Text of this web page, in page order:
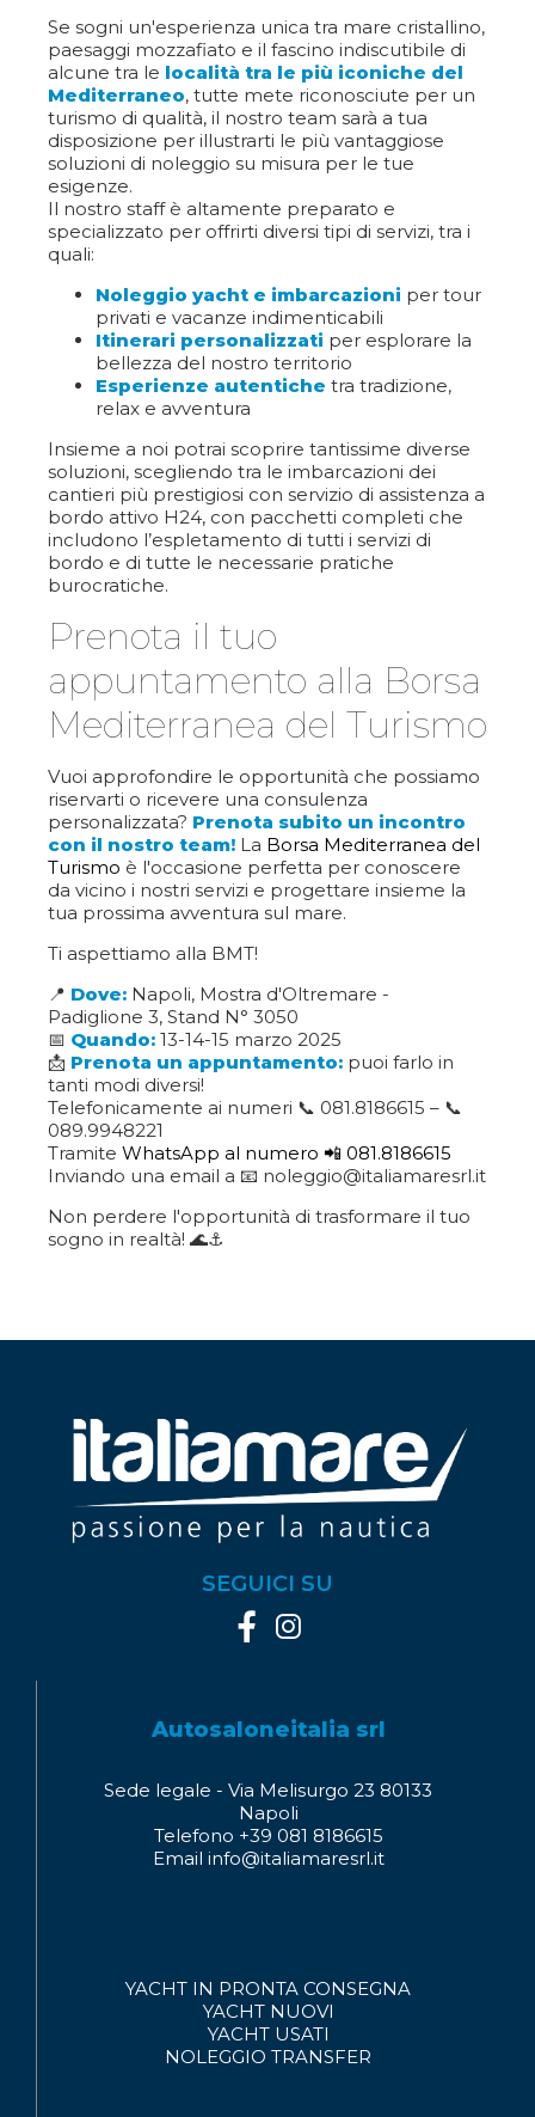
Se sogni un'esperienza unica tra mare cristallino,
paesaggi mozzafiato e il fascino indiscutibile di
alcune tra le località tra le più iconiche del
Mediterraneo, tutte mete riconosciute per un
turismo di qualità, il nostro team sarà a tua
disposizione per illustrarti le più vantaggiose
soluzioni di noleggio su misura per le tue
esigenze.
Il nostro staff è altamente preparato e
specializzato per offrirti diversi tipi di servizi, tra i
quali:
Noleggio yacht e imbarcazioni per tour
privati e vacanze indimenticabili
Itinerari personalizzati per esplorare la
bellezza del nostro territorio
Esperienze autentiche tra tradizione,
relax e avventura
Insieme a noi potrai scoprire tantissime diverse
soluzioni, scegliendo tra le imbarcazioni dei
cantieri più prestigiosi con servizio di assistenza a
bordo attivo H24, con pacchetti completi che
includono l’espletamento di tutti i servizi di
bordo e di tutte le necessarie pratiche
burocratiche.
Prenota il tuo
appuntamento alla Borsa
Mediterranea del Turismo
Vuoi approfondire le opportunità che possiamo
riservarti o ricevere una consulenza
personalizzata? Prenota subito un incontro
con il nostro team! La Borsa Mediterranea del
Turismo è l'occasione perfetta per conoscere
da vicino i nostri servizi e progettare insieme la
tua prossima avventura sul mare.
Ti aspettiamo alla BMT!
📍 Dove: Napoli, Mostra d'Oltremare -
Padiglione 3, Stand N° 3050
📅 Quando: 13-14-15 marzo 2025
📩 Prenota un appuntamento: puoi farlo in
tanti modi diversi!
Telefonicamente ai numeri 📞 081.8186615 – 📞
089.9948221
Tramite WhatsApp al numero 📲 081.8186615
Inviando una email a 📧 noleggio@italiamaresrl.it
Non perdere l'opportunità di trasformare il tuo
sogno in realtà! 🌊⚓
SEGUICI SU
Autosaloneitalia srl
Sede legale - Via Melisurgo 23 80133
Napoli
Telefono +39 081 8186615
Email info@italiamaresrl.it
YACHT IN PRONTA CONSEGNA
YACHT NUOVI
YACHT USATI
NOLEGGIO TRANSFER